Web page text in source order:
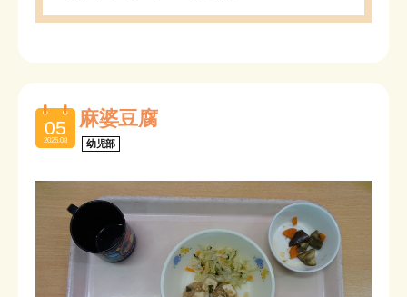
05
2026.08
麻婆豆腐
幼児部